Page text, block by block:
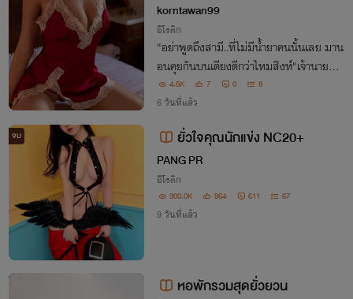
korntawan99
อีโรติก
"อย่าพูดถึงสามี..ที่ไม่มีน้ำยาคนนั้นเลย มาน
อนคุยกันบนเตียงดีกว่าไหมสิงห์"เจ้านายสา
วเอ่ยอย่างยั่วยวน เธอกำลังเชื้อเชิญสิงห์เด็ก
หนุ่ม ที่เพิ่งมาเริ่มงานขับรถส่วนตัวให้เธอเป็
นวันแรกอย่างใจเย็น
4.5K 7 0 8
6 วันที่แล้ว
จบ ยั่วใจคุณนักแข่ง NC20+
PANG PR
อีโรติก
300.0K 964 611 67
9 วันที่แล้ว
หอพักรวมสุดยั่วยวน